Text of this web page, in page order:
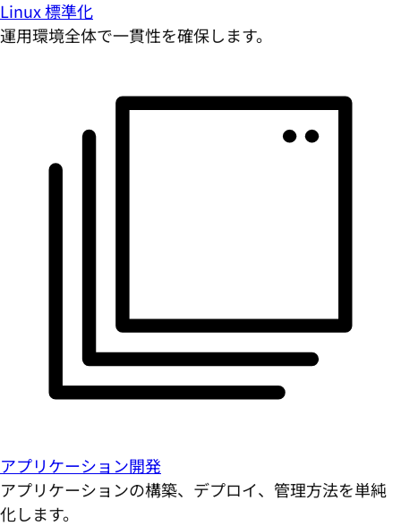
Linux 標準化
運用環境全体で一貫性を確保します。
アプリケーション開発
アプリケーションの構築、デプロイ、管理方法を単純
化します。